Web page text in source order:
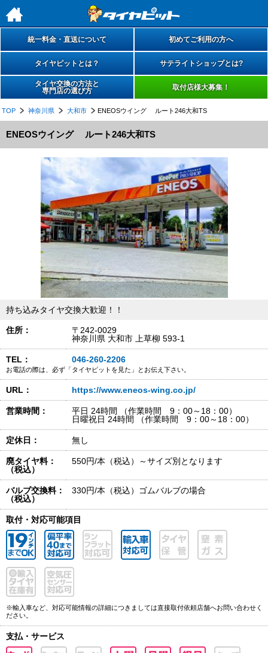
h
統一料金・直送について 初めてご利用の方へ
タイヤピットとは？ サテライトショップとは?
タイヤ交換の方法と
専門店の選び方
取付店様大募集！
TOP 神奈川県 大和市 ENEOSウイング ルート246大和TS
ENEOSウイング ルート246大和TS
持ち込みタイヤ交換大歓迎！！
住所：
〒242-0029
神奈川県 大和市 上草柳 593-1
TEL： 046-260-2206
お電話の際は、必ず「タイヤピットを見た」とお伝え下さい。
URL： https://www.eneos-wing.co.jp/
営業時間：
平日 24時間 （作業時間 9：00～18：00）
日曜祝日 24時間 （作業時間 9：00～18：00）
定休日： 無し
廃タイヤ料：
（税込）
550円/本（税込）～サイズ別となります
バルブ交換料：
（税込）
330円/本（税込）ゴムバルブの場合
取付・対応可能項目
※輸入車など、対応可能情報の詳細につきましては直接取付依頼店舗へお問い合わせく
ださい。
支払・サービス